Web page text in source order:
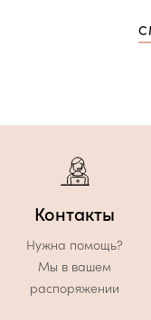
Контакты
Нужна помощь?
Мы в вашем
распоряжении